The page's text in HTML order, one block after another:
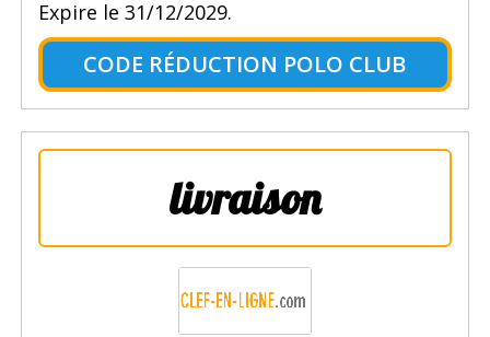
Expire le 31/12/2029.
CODE RÉDUCTION POLO CLUB
livraison